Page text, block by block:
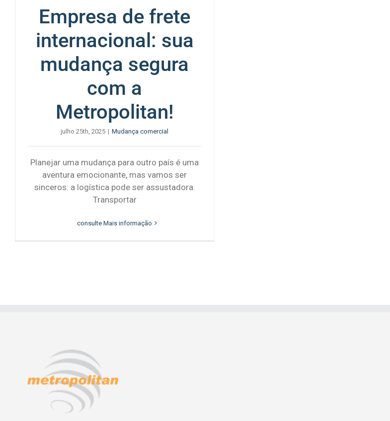
Empresa de frete
internacional: sua
mudança segura
com a
Metropolitan!
julho 25th, 2025 | Mudança comercial
Planejar uma mudança para outro país é uma
aventura emocionante, mas vamos ser
sinceros: a logística pode ser assustadora.
Transportar
consulte Mais informação